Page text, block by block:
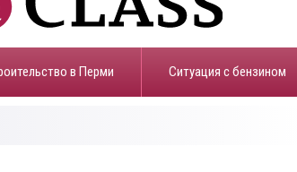
в Перми ​Ситуация с бензином